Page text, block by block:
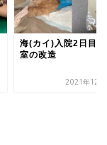
海(カイ)入院2日目
室の改造
2021年12